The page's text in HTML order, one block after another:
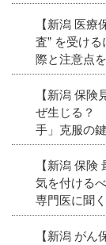
【新潟 医
査” を受け
際と注意点
【新潟 保
ぜ生じる？
手」克服の
【新潟 保
気を付ける
専門医に聞く
【新潟 が